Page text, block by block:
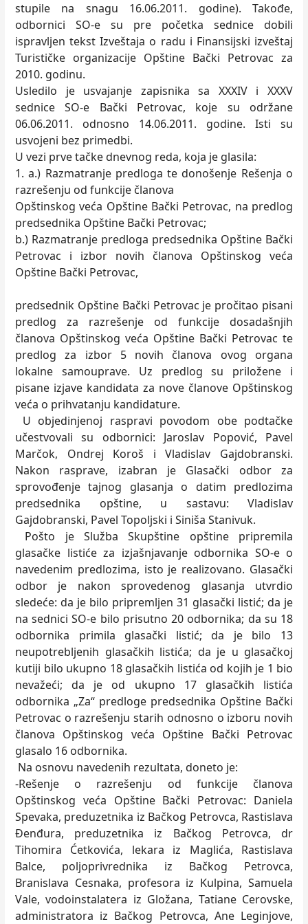
stupile na snagu 16.06.2011. godine). Takođe,
odbornici SO-e su pre početka sednice dobili
ispravljen tekst Izveštaja o radu i Finansijski izveštaj
Turističke organizacije Opštine Bački Petrovac za
2010. godinu.
Usledilo je usvajanje zapisnika sa XXXIV i XXXV
sednice SO-e Bački Petrovac, koje su održane
06.06.2011. odnosno 14.06.2011. godine. Isti su
usvojeni bez primedbi.
U vezi prve tačke dnevnog reda, koja je glasila:
1. a.) Razmatranje predloga te donošenje Rešenja o
razrešenju od funkcije članova
Opštinskog veća Opštine Bački Petrovac, na predlog
predsednika Opštine Bački Petrovac;
b.) Razmatranje predloga predsednika Opštine Bački
Petrovac i izbor novih članova Opštinskog veća
Opštine Bački Petrovac,
predsednik Opštine Bački Petrovac je pročitao pisani
predlog za razrešenje od funkcije dosadašnjih
članova Opštinskog veća Opštine Bački Petrovac te
predlog za izbor 5 novih članova ovog organa
lokalne samouprave. Uz predlog su priložene i
pisane izjave kandidata za nove članove Opštinskog
veća o prihvatanju kandidature.
U objedinjenoj raspravi povodom obe podtačke
učestvovali su odbornici: Jaroslav Popović, Pavel
Marčok, Ondrej Koroš i Vladislav Gajdobranski.
Nakon rasprave, izabran je Glasački odbor za
sprovođenje tajnog glasanja o datim predlozima
predsednika opštine, u sastavu: Vladislav
Gajdobranski, Pavel Topoljski i Siniša Stanivuk.
Pošto je Služba Skupštine opštine pripremila
glasačke listiće za izjašnjavanje odbornika SO-e o
navedenim predlozima, isto je realizovano. Glasački
odbor je nakon sprovedenog glasanja utvrdio
sledeće: da je bilo pripremljen 31 glasački listić; da je
na sednici SO-e bilo prisutno 20 odbornika; da su 18
odbornika primila glasački listić; da je bilo 13
neupotrebljenih glasačkih listića; da je u glasačkoj
kutiji bilo ukupno 18 glasačkih listića od kojih je 1 bio
nevažeći; da je od ukupno 17 glasačkih listića
odbornika „Za“ predloge predsednika Opštine Bački
Petrovac o razrešenju starih odnosno o izboru novih
članova Opštinskog veća Opštine Bački Petrovac
glasalo 16 odbornika.
Na osnovu navedenih rezultata, doneto je:
-Rešenje o razrešenju od funkcije članova
Opštinskog veća Opštine Bački Petrovac: Daniela
Spevaka, preduzetnika iz Bačkog Petrovca, Rastislava
Đenđura, preduzetnika iz Bačkog Petrovca, dr
Tihomira Ćetkovića, lekara iz Maglića, Rastislava
Balce, poljoprivrednika iz Bačkog Petrovca,
Branislava Cesnaka, profesora iz Kulpina, Samuela
Vale, vodoinstalatera iz Gložana, Tatiane Cerovske,
administratora iz Bačkog Petrovca, Ane Leginjove,